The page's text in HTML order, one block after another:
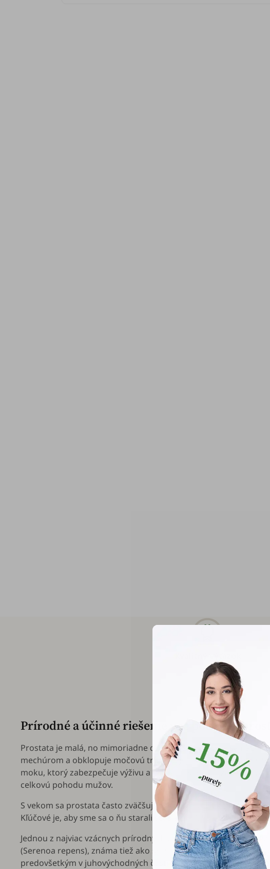
Prírodné a účinné riešenie pre podporu
Prostata je malá, no mimoriadne dôležitá žľaza, ktorá sa
mechúrom a obklopuje močovú trubicu. Jej hlavnou úlohou je
moku, ktorý zabezpečuje výživu a ochranu spermií, zároveň
celkovú pohodu mužov.
S vekom sa prostata často zväčšuje, čo môže viesť k problémom
Kľúčové je, aby sme sa o ňu starali včas a tak ľahšie zvládali
Jednou z najviac vzácnych prírodných zložiek pre podporu
(Serenoa repens), známa tiež ako serenoa. Ide o nízko rastúcu
predovšetkým v juhovýchodných častiach Spojených štátov